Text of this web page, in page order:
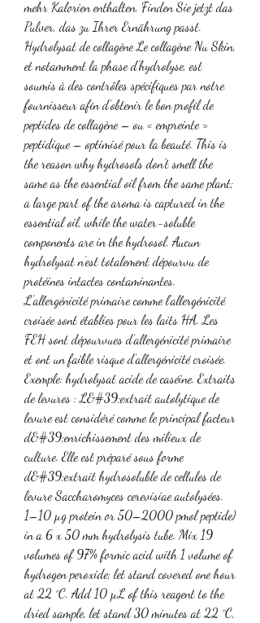
mehr Kalorien enthalten. Finden Sie jetzt das
Pulver, das zu Ihrer Ernährung passt.
Hydrolysat de collagène Le collagène Nu Skin,
et notamment la phase d’hydrolyse, est
soumis à des contrôles spécifiques par notre
fournisseur afin d’obtenir le bon profil de
peptides de collagène – ou « empreinte »
peptidique – optimisé pour la beauté. This is
the reason why hydrosols don’t smell the
same as the essential oil from the same plant;
a large part of the aroma is captured in the
essential oil, while the water-soluble
components are in the hydrosol. Aucun
hydrolysat n’est totalement dépourvu de
protéines intactes contaminantes.
L’allergénicité primaire comme l’allergénicité
croisée sont établies pour les laits HA. Les
FEH sont dépourvues d’allergénicité primaire
et ont un faible risque d’allergénicité croisée.
Exemple: hydrolysat acide de caséine. Extraits
de levures : L&#39;extrait autolytique de
levure est considéré comme le principal facteur
d&#39;enrichissement des milieux de
culture. Elle est préparé sous forme
d&#39;extrait hydrosoluble de cellules de
levure Saccharomyces cerevisiae autolysées.
1–10 µg protein or 50–2000 pmol peptide)
in a 6 x 50 mm hydrolysis tube. Mix 19
volumes of 97% formic acid with 1 volume of
hydrogen peroxide; let stand covered one hour
at 22 °C. Add 10 µL of this reagent to the
dried sample, let stand 30 minutes at 22 °C,